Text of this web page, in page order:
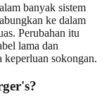
banyak sistem
ke dalam
Perubahan itu
lama dan
sokongan.